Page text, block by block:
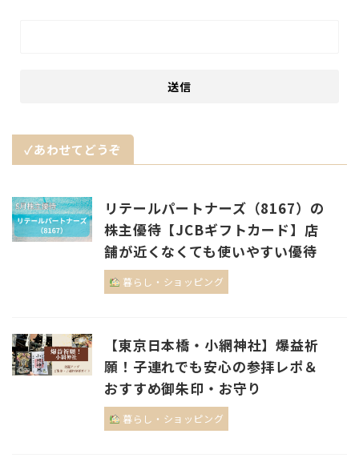
✓あわせてどうぞ
リテールパートナーズ（8167）の
株主優待【JCBギフトカード】店
舗が近くなくても使いやすい優待
暮らし・ショッピング
【東京日本橋・小網神社】爆益祈
願！子連れでも安心の参拝レポ＆
おすすめ御朱印・お守り
暮らし・ショッピング